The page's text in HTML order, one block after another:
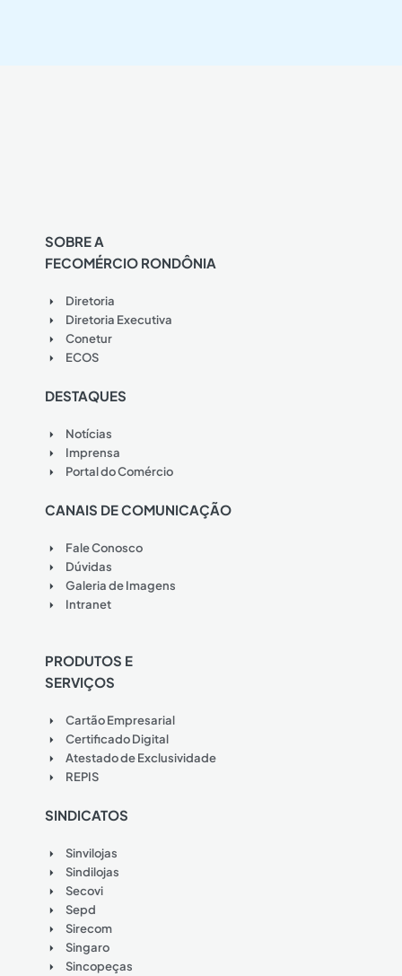
SOBRE A
FECOMÉRCIO RONDÔNIA
Diretoria
Diretoria Executiva
Conetur
ECOS
DESTAQUES
Notícias
Imprensa
Portal do Comércio
CANAIS DE COMUNICAÇÃO
Fale Conosco
Dúvidas
Galeria de Imagens
Intranet
PRODUTOS E
SERVIÇOS
Cartão Empresarial
Certificado Digital
Atestado de Exclusividade
REPIS
SINDICATOS
Sinvilojas
Sindilojas
Secovi
Sepd
Sirecom
Singaro
Sincopeças